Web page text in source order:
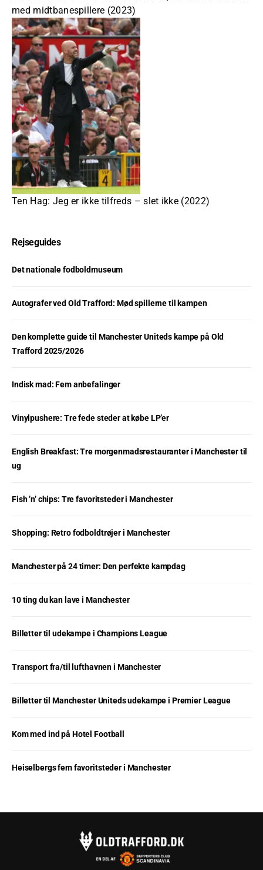
med midtbanespillere (2023)
Ten Hag: Jeg er ikke tilfreds – slet ikke (2022)
Rejseguides
Det nationale fodboldmuseum
Autografer ved Old Trafford: Mød spillerne til kampen
Den komplette guide til Manchester Uniteds kampe på Old
Trafford 2025/2026
Indisk mad: Fem anbefalinger
Vinylpushere: Tre fede steder at købe LP’er
English Breakfast: Tre morgenmadsrestauranter i Manchester til
ug
Fish ’n’ chips: Tre favoritsteder i Manchester
Shopping: Retro fodboldtrøjer i Manchester
Manchester på 24 timer: Den perfekte kampdag
10 ting du kan lave i Manchester
Billetter til udekampe i Champions League
Transport fra/til lufthavnen i Manchester
Billetter til Manchester Uniteds udekampe i Premier League
Kom med ind på Hotel Football
Heiselbergs fem favoritsteder i Manchester